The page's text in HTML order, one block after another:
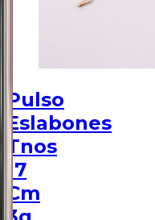
Pulso
Eslabones
Tnos
17
Cm